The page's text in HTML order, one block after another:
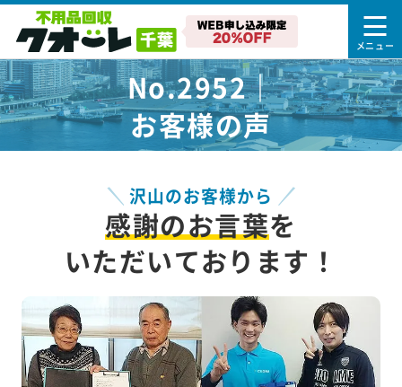
No.2952｜
お客様の声
沢山のお客様から
感謝のお言葉を
いただいております！